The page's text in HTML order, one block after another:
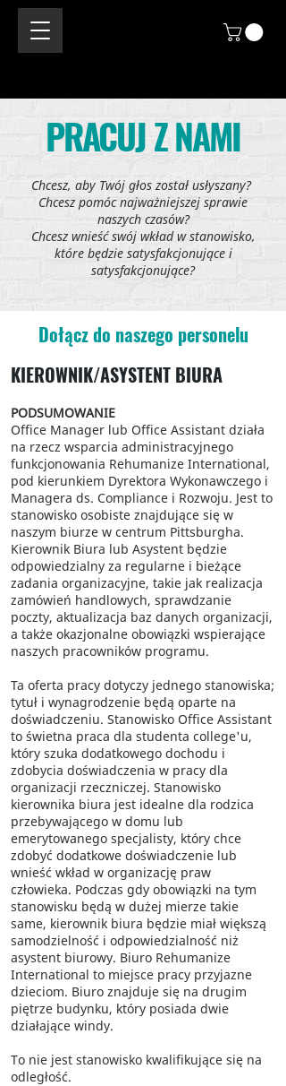
PRACUJ Z NAMI
Chcesz, aby Twój głos został usłyszany?
Chcesz pomóc najważniejszej sprawie
naszych czasów?
Chcesz wnieść swój wkład w stanowisko,
które będzie satysfakcjonujące i
satysfakcjonujące?
Dołącz do naszego personelu
KIEROWNIK/ASYSTENT BIURA
PODSUMOWANIE
Office Manager lub Office Assistant działa
na rzecz wsparcia administracyjnego
funkcjonowania Rehumanize International,
pod kierunkiem Dyrektora Wykonawczego i
Managera ds. Compliance i Rozwoju. Jest to
stanowisko osobiste znajdujące się w
naszym biurze w centrum Pittsburgha.
Kierownik Biura lub Asystent będzie
odpowiedzialny za regularne i bieżące
zadania organizacyjne, takie jak realizacja
zamówień handlowych, sprawdzanie
poczty, aktualizacja baz danych organizacji,
a także okazjonalne obowiązki wspierające
naszych pracowników programu.
Ta oferta pracy dotyczy jednego stanowiska;
tytuł i wynagrodzenie będą oparte na
doświadczeniu. Stanowisko Office Assistant
to świetna praca dla studenta college'u,
który szuka dodatkowego dochodu i
zdobycia doświadczenia w pracy dla
organizacji rzeczniczej. Stanowisko
kierownika biura jest idealne dla rodzica
przebywającego w domu lub
emerytowanego specjalisty, który chce
zdobyć dodatkowe doświadczenie lub
wnieść wkład w organizację praw
człowieka. Podczas gdy obowiązki na tym
stanowisku będą w dużej mierze takie
same, kierownik biura będzie miał większą
samodzielność i odpowiedzialność niż
asystent biurowy. Biuro Rehumanize
International to miejsce pracy przyjazne
dzieciom. Biuro znajduje się na drugim
piętrze budynku, który posiada dwie
działające windy.
To nie jest stanowisko kwalifikujące się na
odległość.